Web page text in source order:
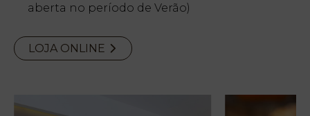
aberta no período de Verão)
LOJA ONLINE